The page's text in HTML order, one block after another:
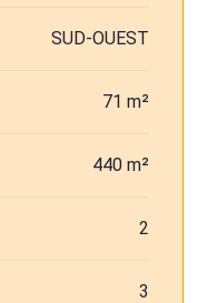
SUD-OUEST
71 m²
440 m²
2
3